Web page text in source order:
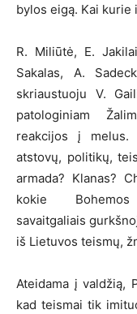
bylos eigą. Kai
R. Miliūtė, E.
Sakalas, A.
skriaustuoju V.
patologiniam
reakcijos į melus.
atstovų, politikų,
armada? Klanas?
kokie Bohemos
savaitgaliais
iš Lietuvos teismų,
Ateidama į valdžią,
kad teismai tik